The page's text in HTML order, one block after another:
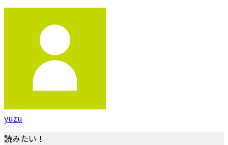
yuzu
読みたい！